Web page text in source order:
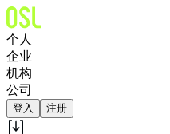
个人
企业
机构
公司
登入 注册